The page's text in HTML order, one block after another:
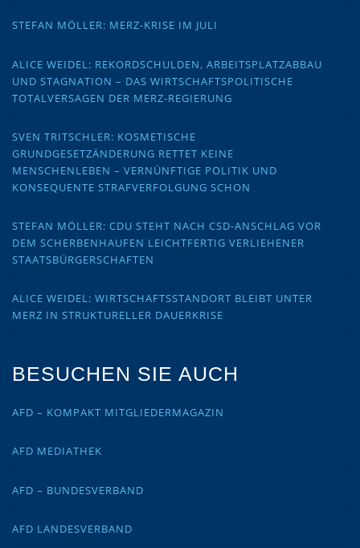
STEFAN MÖLLER: MERZ-KRISE IM JULI
ALICE WEIDEL: REKORDSCHULDEN, ARBEITSPLATZABBAU
UND STAGNATION – DAS WIRTSCHAFTSPOLITISCHE
TOTALVERSAGEN DER MERZ-REGIERUNG
SVEN TRITSCHLER: KOSMETISCHE
GRUNDGESETZÄNDERUNG RETTET KEINE
MENSCHENLEBEN – VERNÜNFTIGE POLITIK UND
KONSEQUENTE STRAFVERFOLGUNG SCHON
STEFAN MÖLLER: CDU STEHT NACH CSD-ANSCHLAG VOR
DEM SCHERBENHAUFEN LEICHTFERTIG VERLIEHENER
STAATSBÜRGERSCHAFTEN
ALICE WEIDEL: WIRTSCHAFTSSTANDORT BLEIBT UNTER
MERZ IN STRUKTURELLER DAUERKRISE
BESUCHEN SIE AUCH
AFD – KOMPAKT MITGLIEDERMAGAZIN
AFD MEDIATHEK
AFD – BUNDESVERBAND
AFD LANDESVERBAND